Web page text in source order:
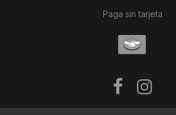
Paga sin tarjeta